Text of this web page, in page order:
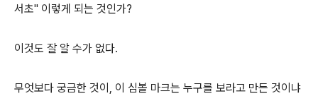
서초" 이렇게 되는 것인가?
이것도 잘 알 수가 없다.
무엇보다 궁금한 것이, 이 심볼 마크는 누구를 보라고 만든 것이냐